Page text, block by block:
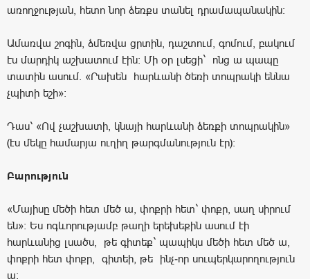
առողջության, հետո նոր ձեռքս տանել դրամապանակին:
Ամառվա շոգին, ձմեռվա ցրտին, դաշտում, գոմում, բակում
էս մարդիկ աշխատում էին: Մի օր լսեցի` ոնց ա պապը
տատին ասում. «Րախեն հարևանի ծեռի տոպրակի եննա
չպիտի եշի»։
Դաս՝ «Ով չաշխատի, կնայի հարևանի ձեռքի տոպրակին»
(էս մեկը համարյա ուղիղ թարգմանություն էր):
Բարություն
«Մայիսը մեծի հետ մեծ ա, փոքրի հետ` փոքր, սաղ սիրում
են»։ Ես ոգևորությամբ թաղի երեխեքին ասում էի
հարևանից լսածս, թե գիտեք` պապիկս մեծի հետ մեծ ա,
փոքրի հետ փոքր, գիտեի, թե ինչ-որ սուպերկարողություն
ա։